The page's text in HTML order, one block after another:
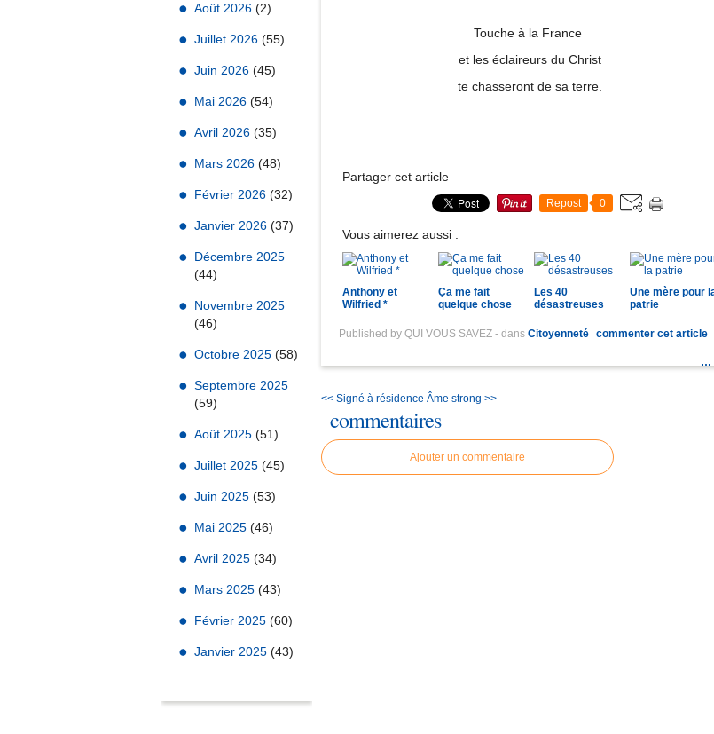
Août 2026 (2)
Juillet 2026 (55)
Juin 2026 (45)
Mai 2026 (54)
Avril 2026 (35)
Mars 2026 (48)
Février 2026 (32)
Janvier 2026 (37)
Décembre 2025
(44)
Novembre 2025
(46)
Octobre 2025 (58)
Septembre 2025
(59)
Août 2025 (51)
Juillet 2025 (45)
Juin 2025 (53)
Mai 2025 (46)
Avril 2025 (34)
Mars 2025 (43)
Février 2025 (60)
Janvier 2025 (43)
Touche à la France
et les éclaireurs du Christ
te chasseront de sa terre.
Partager cet article
Repost 0
Vous aimerez aussi :
Anthony et
Wilfried *
Ça me fait
quelque chose
Les 40
désastreuses
Une mère pour
patrie
Published by QUI VOUS SAVEZ - dans Citoyenneté commenter cet article
…
<< Signé à résidence Âme strong >>
commentaires
Ajouter un commentaire